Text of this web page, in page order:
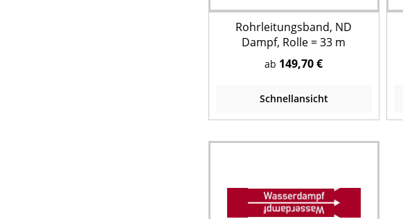
Rohrleitungsband, ND
Dampf, Rolle = 33 m
ab 149,70 €
Schnellansicht